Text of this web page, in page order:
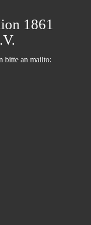
1861
bitte an mailto: